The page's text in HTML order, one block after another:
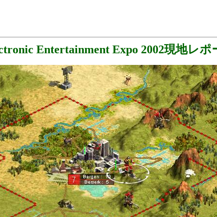
Entertainment Expo 2002現地レポ